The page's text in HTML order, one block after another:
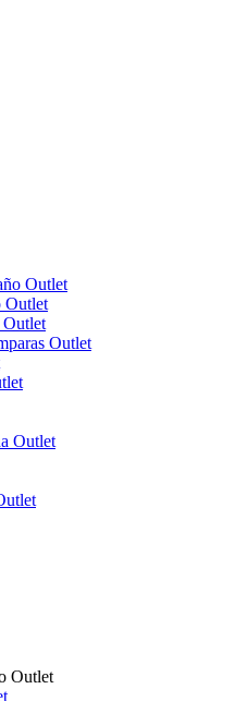
Outlet
Outlet
Outlet
Outlet
Outlet